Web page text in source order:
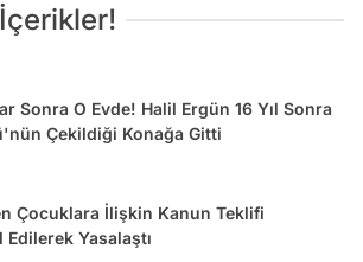
Sonra O Evde! Halil Ergün 16 Yıl Sonra
Çekildiği Konağa Gitti
Çocuklara İlişkin Kanun Teklifi
Yasalaştı